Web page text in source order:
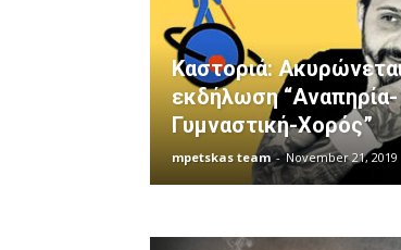
Καστοριά:
εκδήλωση “Αναπηρία-
Γυμναστική-Χορός”
mpetskas team - November 21, 2019